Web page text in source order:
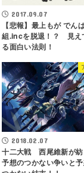
2017.09.07
【悲報】最上もが でん
組.incを脱退！？ 見え
る面白い法則！
2018.02.07
十二大戦 西尾維新が
予想のつかない争いと